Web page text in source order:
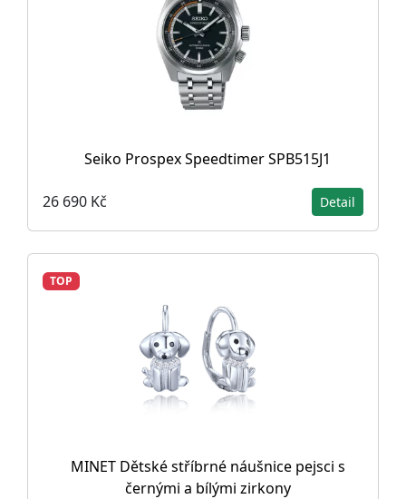
Seiko Prospex Speedtimer SPB515J1
26 690 Kč Detail
TOP
MINET Dětské stříbrné náušnice pejsci s
černými a bílými zirkony